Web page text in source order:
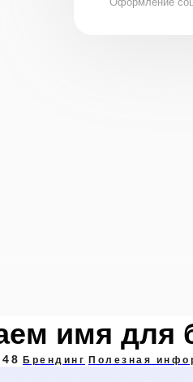
имя для
Брендинг Полезная